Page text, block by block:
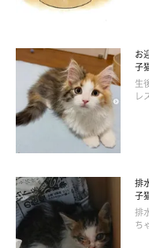
お
子
生
レ
排
子
排
ち